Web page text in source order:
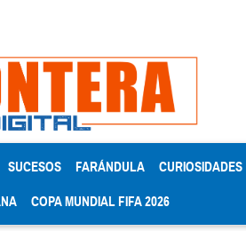
SUCESOS FARÁNDULA CURIOSIDADES
COPA MUNDIAL FIFA 2026